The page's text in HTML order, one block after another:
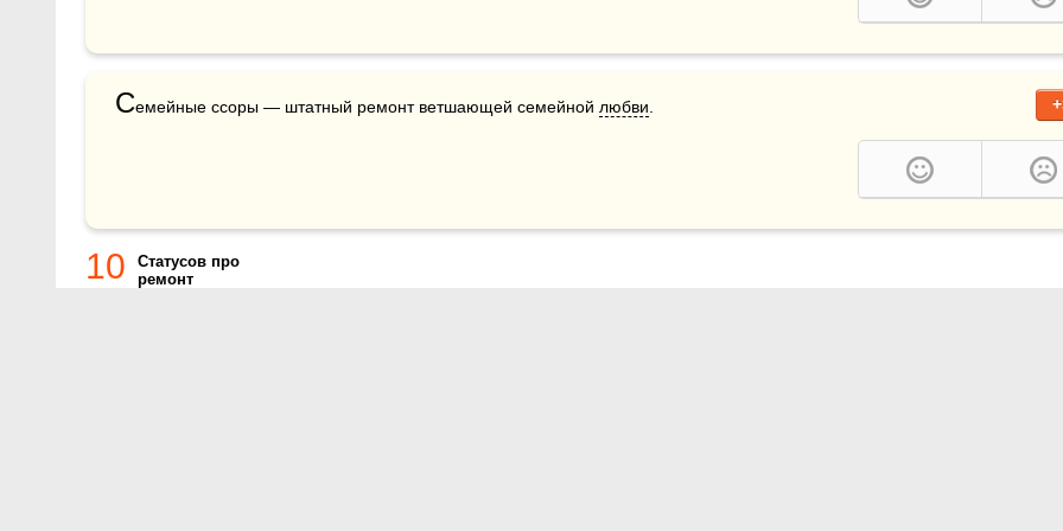
Семейные ссоры — штатный ремонт ветшающей семейной любви
10
Статусов про
ремонт